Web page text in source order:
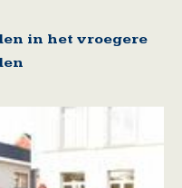
in het vroegere